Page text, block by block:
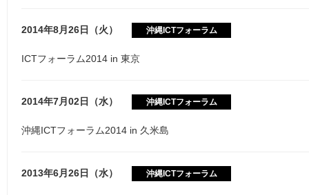
2014年8月26日（火） 沖縄ICTフォーラム
ICTフォーラム2014 in 東京
2014年7月02日（水） 沖縄ICTフォーラム
沖縄ICTフォーラム2014 in 久米島
2013年6月26日（水） 沖縄ICTフォーラム